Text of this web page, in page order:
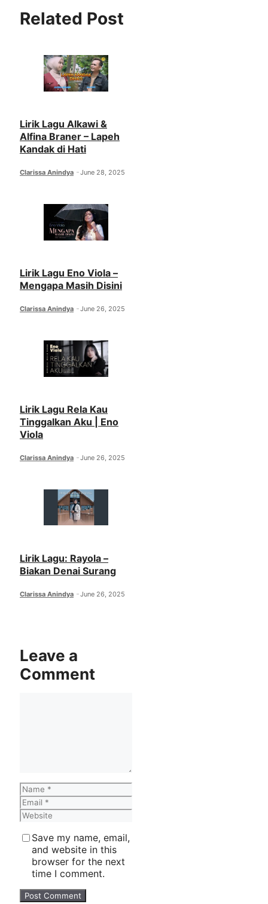
Related Post
Lirik Lagu Alkawi &
Alfina Braner – Lapeh
Kandak di Hati
Clarissa Anindya June 28, 2025
Lirik Lagu Eno Viola –
Mengapa Masih Disini
Clarissa Anindya June 26, 2025
Lirik Lagu Rela Kau
Tinggalkan Aku | Eno
Viola
Clarissa Anindya June 26, 2025
Lirik Lagu: Rayola –
Biakan Denai Surang
Clarissa Anindya June 26, 2025
Leave a
Comment
Name
Email
Website
Save my name, email,
and website in this
browser for the next
time I comment.